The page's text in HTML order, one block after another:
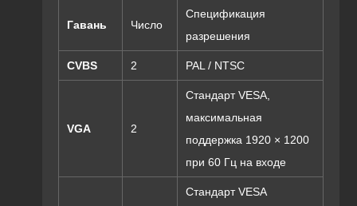
Гавань Число
Спецификация
разрешения
CVBS 2 PAL / NTSC
VGA 2
Стандарт VESA,
максимальная
поддержка 1920 × 1200
при 60 Гц на входе
Стандарт VESA